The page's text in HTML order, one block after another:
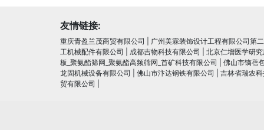
友情链接:
重庆青盈兰茂商贸有限公司
广州美霖装饰设计工程有限公司第
工机械配件有限公司
成都吉物科技有限公司
北京仁增医学研
板_聚氨酯筛网_聚氨酯高频筛网_首矿科技有限公司
佛山市镝蓓
龙固机械设备有限公司
佛山市汴达钢铁有限公司
吉林省瑞农
贸有限公司